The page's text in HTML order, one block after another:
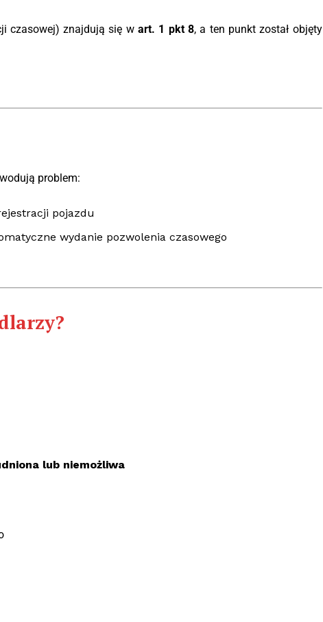
czasowej) znajdują się wart. 1 pkt 8, a ten punkt został objęty
problem:
pojazdu
wydanie pozwolenia czasowego
lub niemożliwa